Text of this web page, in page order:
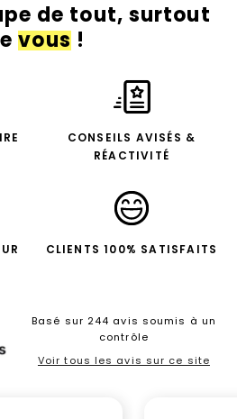
de tout, surtout
vous!
CONSEILS AVISÉS &
RÉACTIVITÉ
CLIENTS 100% SATISFAITS
Basé sur 244 avis soumis à un
contrôle
Voir tous les avis sur ce site